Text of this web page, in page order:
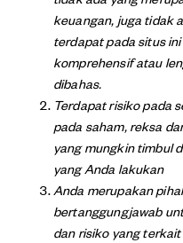
keuangan, juga tidak
terdapat pada situs
komprehensif atau
dibahas.
Terdapat risiko pada
pada saham, reksa
yang mungkin timbul
yang Anda lakukan
Anda merupakan
bertanggungjawab
dan risiko yang